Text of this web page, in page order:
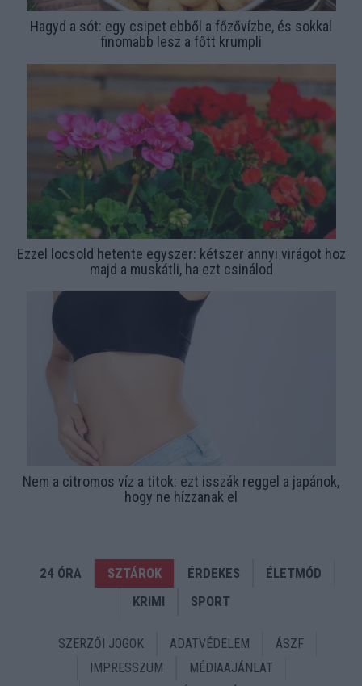
Hagyd a sót: egy csipet ebből a főzővízbe, és sokkal
finomabb lesz a főtt krumpli
Ezzel locsold hetente egyszer: kétszer annyi virágot hoz
majd a muskátli, ha ezt csinálod
Nem a citromos víz a titok: ezt isszák reggel a japánok,
hogy ne hízzanak el
24 ÓRA SZTÁROK ÉRDEKES
ÉLETMÓD
KRIMI
SPORT
SZERZŐI JOGOK ADATVÉDELEM
ÁSZF
IMPRESSZUM
MÉDIAAJÁNLAT